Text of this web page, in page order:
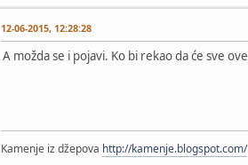
12-06-2015, 12:28:28
A možda se i pojavi. Ko bi rekao da će sve
Kamenje iz džepova http://kamenje.blogspot.com/